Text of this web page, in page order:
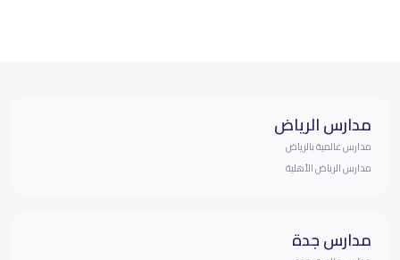
مدارس الرياض
مدارس عالمية بالرياض
مدارس الرياض الأهلية
مدارس جدة